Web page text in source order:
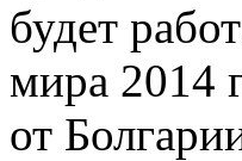
будет
мира 2014
от